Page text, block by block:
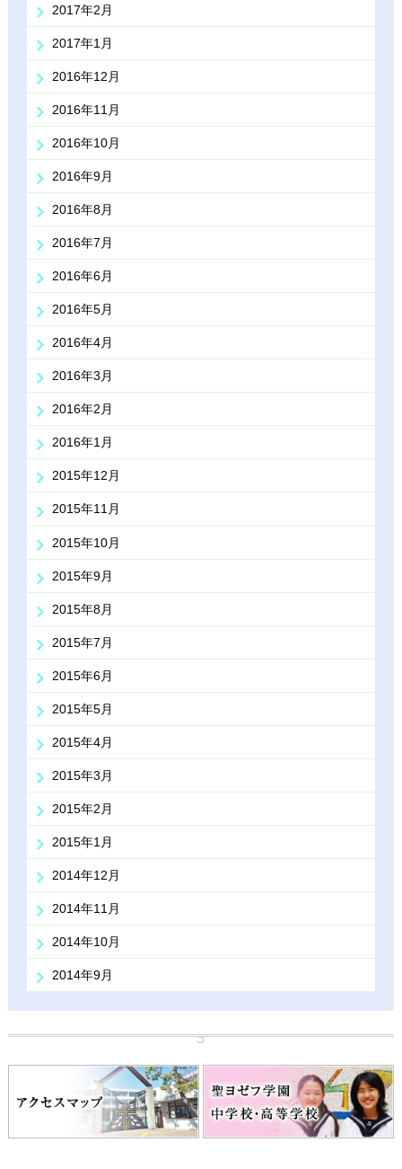
2017年2月
2017年1月
2016年12月
2016年11月
2016年10月
2016年9月
2016年8月
2016年7月
2016年6月
2016年5月
2016年4月
2016年3月
2016年2月
2016年1月
2015年12月
2015年11月
2015年10月
2015年9月
2015年8月
2015年7月
2015年6月
2015年5月
2015年4月
2015年3月
2015年2月
2015年1月
2014年12月
2014年11月
2014年10月
2014年9月